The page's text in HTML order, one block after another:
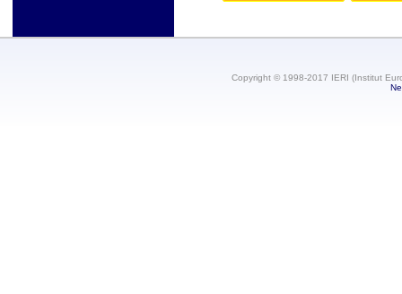
Copyright © 1998-2017 IERI (Institut